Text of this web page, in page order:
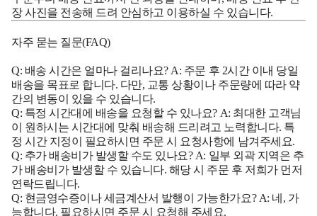
장 사진을 전송해 드려 안심하고 이용하실 수 있습니다.
자주 묻는 질문(FAQ)
Q: 배송 시간은 얼마나 걸리나요? A: 주문 후 2시간 이내 당일
배송을 목표로 합니다. 다만, 교통 상황이나 주문량에 따라 약
간의 변동이 있을 수 있습니다.
Q: 특정 시간대에 배송을 요청할 수 있나요? A: 최대한 고객님
이 원하시는 시간대에 맞춰 배송해 드리려고 노력합니다. 특
정 시간 지정이 필요하시면 주문 시 요청사항에 남겨주세요.
Q: 추가 배송비가 발생할 수도 있나요? A: 일부 외곽 지역은 추
가 배송비가 발생할 수 있습니다. 해당 시 주문 후 저희가 먼저
연락드립니다.
Q: 현금영수증이나 세금계산서 발행이 가능한가요? A: 네, 가
능합니다. 필요하시면 주문 시 요청해 주세요.